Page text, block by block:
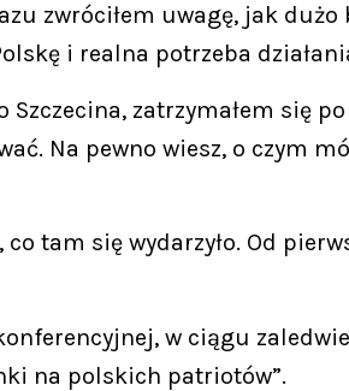
zwróciłem uwagę, jak
i realna potrzeba
zatrzymałem się
Na pewno wiesz, o czym
tam się wydarzyło. Od
w ciągu
na polskich patriotów”.